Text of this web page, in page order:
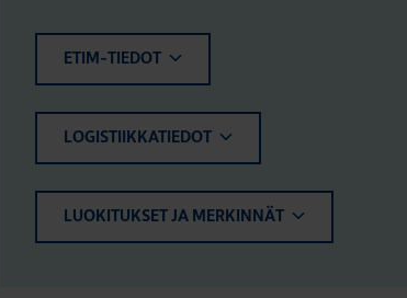
ETIM-TIEDOT
LOGISTIIKKATIEDOT
LUOKITUKSET JA MERKINNÄT